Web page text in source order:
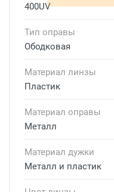
400UV
Тип оправы
Ободковая
Материал линзы
Пластик
Материал оправы
Металл
Материал дужки
Металл и пластик